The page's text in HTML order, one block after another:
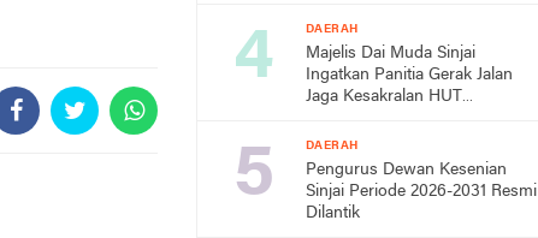
DAERAH
Majelis Dai Muda Sinjai
Ingatkan Panitia Gerak Jalan
Jaga Kesakralan HUT
DAERAH
Pengurus Dewan Kesenian
Sinjai Periode 2026-2031 Resmi
Dilantik